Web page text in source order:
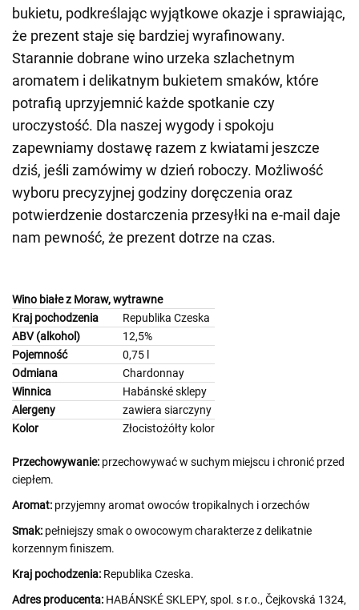
bukietu, podkreślając wyjątkowe okazje i sprawiając,
że prezent staje się bardziej wyrafinowany.
Starannie dobrane wino urzeka szlachetnym
aromatem i delikatnym bukietem smaków, które
potrafią uprzyjemnić każde spotkanie czy
uroczystość. Dla naszej wygody i spokoju
zapewniamy dostawę razem z kwiatami jeszcze
dziś, jeśli zamówimy w dzień roboczy. Możliwość
wyboru precyzyjnej godziny doręczenia oraz
potwierdzenie dostarczenia przesyłki na e-mail daje
nam pewność, że prezent dotrze na czas.
Wino białe z Moraw, wytrawne
Kraj pochodzenia Republika Czeska
ABV (alkohol)
12,5%
Pojemność
0,75 l
Odmiana
Chardonnay
Winnica
Habánské sklepy
Alergeny
zawiera siarczyny
Kolor
Złocistożółty kolor
Przechowywanie: przechowywać w suchym miejscu i chronić przed
ciepłem.
Aromat: przyjemny aromat owoców tropikalnych i orzechów
Smak: pełniejszy smak o owocowym charakterze z delikatnie
korzennym finiszem.
Kraj pochodzenia: Republika Czeska.
Adres producenta: HABÁNSKÉ SKLEPY, spol. s r.o., Čejkovská 1324,